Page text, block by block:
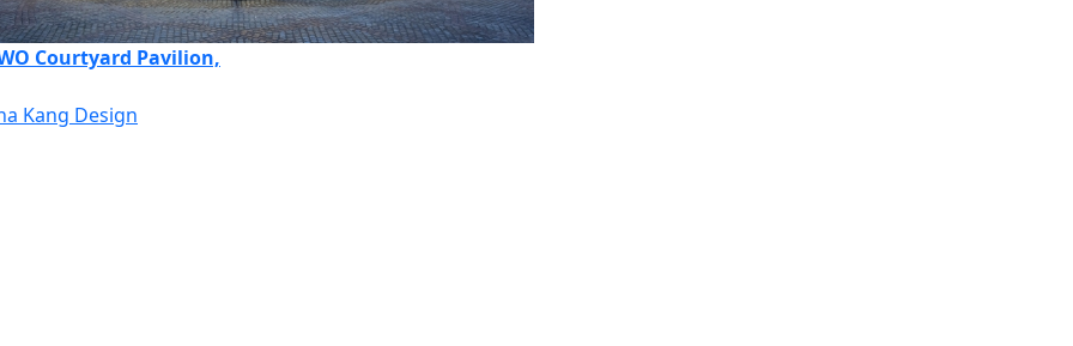
Courtyard Pavilion,
Kang Design